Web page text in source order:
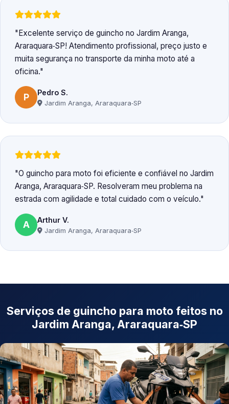
Excelente serviço de guincho no Jardim Aranga,
Araraquara‑SP! Atendimento profissional, preço justo e
muita segurança no transporte da minha moto até a
oficina.
P Pedro S.
Jardim Aranga, Araraquara‑SP
O guincho para moto foi eficiente e confiável no Jardim
Aranga, Araraquara‑SP. Resolveram meu problema na
estrada com agilidade e total cuidado com o veículo.
A Arthur V.
Jardim Aranga, Araraquara‑SP
Serviços de guincho para moto feitos no
Jardim Aranga, Araraquara‑SP